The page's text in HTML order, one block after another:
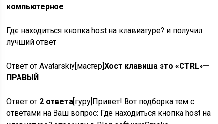
компьютерное
Где находиться кнопка host на клавиатуре? и получил
лучший ответ
Ответ от Avatarskiy[мастер]Хост клавиша это «CTRL»—
ПРАВЫЙ
Ответ от 2 ответа[гуру]Привет! Вот подборка тем с
ответами на Ваш вопрос: Где находиться кнопка host на